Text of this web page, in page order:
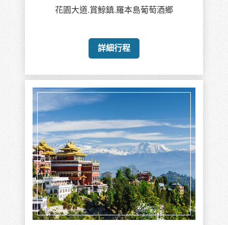
花園大道.賞鯨鎮.羅本島葡萄酒鄉
詳細行程